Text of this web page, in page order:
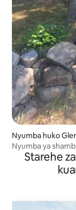
Nyumba huko
Nyumba ya
Starehe